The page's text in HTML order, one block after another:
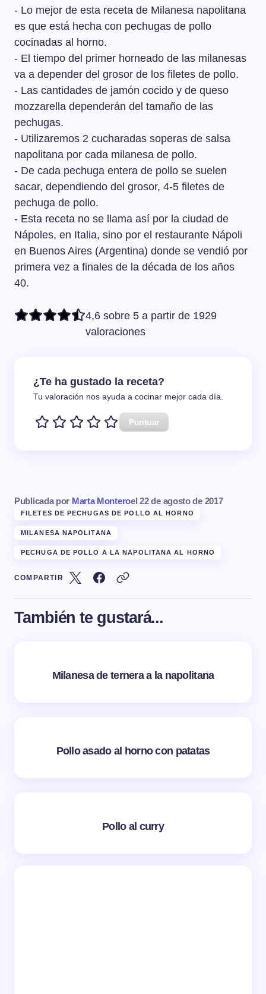
- Lo mejor de esta receta de Milanesa napolitana
es que está hecha con pechugas de pollo
cocinadas al horno.
- El tiempo del primer horneado de las milanesas
va a depender del grosor de los filetes de pollo.
- Las cantidades de jamón cocido y de queso
mozzarella dependerán del tamaño de las
pechugas.
- Utilizaremos 2 cucharadas soperas de salsa
napolitana por cada milanesa de pollo.
- De cada pechuga entera de pollo se suelen
sacar, dependiendo del grosor, 4-5 filetes de
pechuga de pollo.
- Esta receta no se llama así por la ciudad de
Nápoles, en Italia, sino por el restaurante Nápoli
en Buenos Aires (Argentina) donde se vendió por
primera vez a finales de la década de los años
40.
4,6 sobre 5 a partir de 1929
valoraciones
¿Te ha gustado la receta?
Tu valoración nos ayuda a cocinar mejor cada día.
Puntuar
Publicada por Marta Monteroel 22 de agosto de 2017
FILETES DE PECHUGAS DE POLLO AL HORNO
MILANESA NAPOLITANA
PECHUGA DE POLLO A LA NAPOLITANA AL HORNO
COMPARTIR
También te gustará...
Milanesa de ternera a la napolitana
Pollo asado al horno con patatas
Pollo al curry